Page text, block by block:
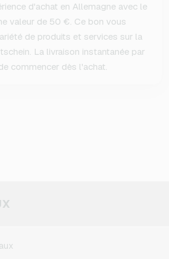
d'achat en Allemagne avec le
valeur de 50 €. Ce bon vous
de produits et services sur la
La livraison instantanée par
commencer dès l'achat.